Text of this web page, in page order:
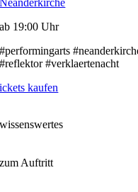
ab 19:00 Uhr
#performingarts
#reflektor #verklaertenacht
kaufen
wissenswertes
zum Auftritt